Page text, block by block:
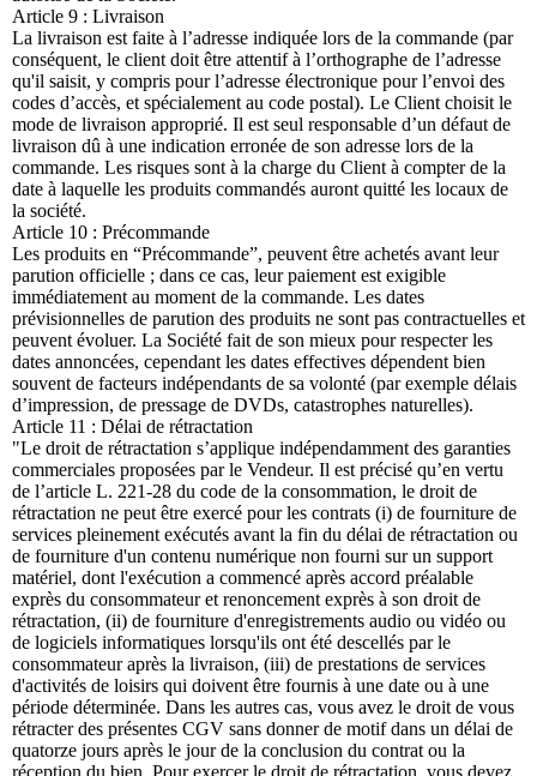
Article 9 : Livraison
La livraison est faite à l’adresse indiquée lors de la commande (par
conséquent, le client doit être attentif à l’orthographe de l’adresse
qu'il saisit, y compris pour l’adresse électronique pour l’envoi des
codes d’accès, et spécialement au code postal). Le Client choisit le
mode de livraison approprié. Il est seul responsable d’un défaut de
livraison dû à une indication erronée de son adresse lors de la
commande. Les risques sont à la charge du Client à compter de la
date à laquelle les produits commandés auront quitté les locaux de
la société.
Article 10 : Précommande
Les produits en “Précommande”, peuvent être achetés avant leur
parution officielle ; dans ce cas, leur paiement est exigible
immédiatement au moment de la commande. Les dates
prévisionnelles de parution des produits ne sont pas contractuelles et
peuvent évoluer. La Société fait de son mieux pour respecter les
dates annoncées, cependant les dates effectives dépendent bien
souvent de facteurs indépendants de sa volonté (par exemple délais
d’impression, de pressage de DVDs, catastrophes naturelles).
Article 11 : Délai de rétractation
"Le droit de rétractation s’applique indépendamment des garanties
commerciales proposées par le Vendeur. Il est précisé qu’en vertu
de l’article L. 221-28 du code de la consommation, le droit de
rétractation ne peut être exercé pour les contrats (i) de fourniture de
services pleinement exécutés avant la fin du délai de rétractation ou
de fourniture d'un contenu numérique non fourni sur un support
matériel, dont l'exécution a commencé après accord préalable
exprès du consommateur et renoncement exprès à son droit de
rétractation, (ii) de fourniture d'enregistrements audio ou vidéo ou
de logiciels informatiques lorsqu'ils ont été descellés par le
consommateur après la livraison, (iii) de prestations de services
d'activités de loisirs qui doivent être fournis à une date ou à une
période déterminée. Dans les autres cas, vous avez le droit de vous
rétracter des présentes CGV sans donner de motif dans un délai de
quatorze jours après le jour de la conclusion du contrat ou la
réception du bien. Pour exercer le droit de rétractation, vous devez